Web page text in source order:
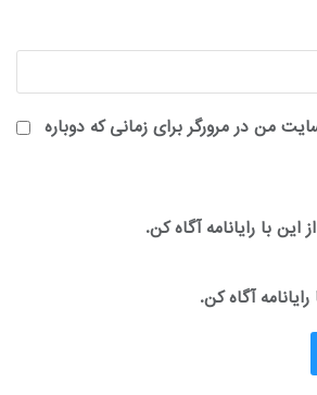
من در مرورگر برای زمانی که دوباره
با رایانامه آگاه کن.
آگاه کن.